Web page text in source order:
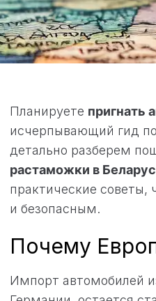
Планируете пригнать
исчерпывающий гид
детально разберем
растаможки в
практические
и безопасным.
Почему
Импорт автомобилей